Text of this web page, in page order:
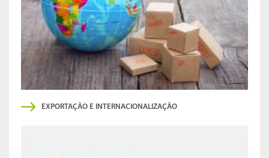
EXPORTAÇÃO E INTERNACIONALIZAÇÃO